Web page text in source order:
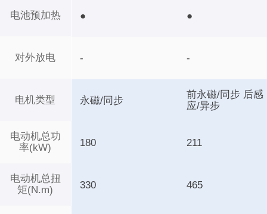
电池预加热
对外放电
电机类型
电动机总功
率(kW)
电动机总扭
矩(N.m)
● ●
- -
永磁/同步
前永磁/同步 后感
应/异步
180 211
330 465